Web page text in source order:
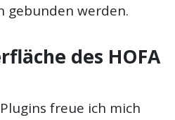
gebunden werden.
des HOFA
freue ich mich